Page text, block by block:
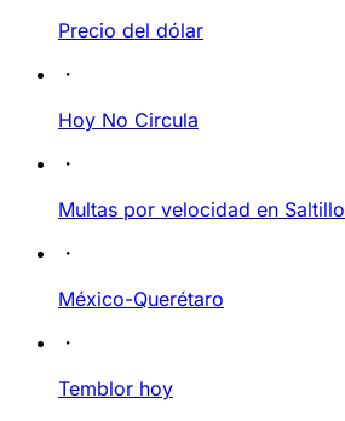
Precio del dólar
Hoy No Circula
Multas por velocidad en Saltillo
México-Querétaro
Temblor hoy